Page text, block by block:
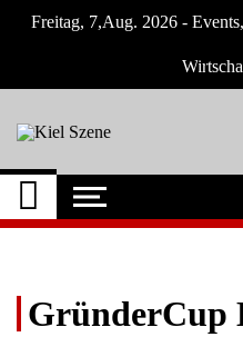
Freitag, 7,Aug. 2026 -
Kiel
Neuigkeiten und
Umgebung
GründerCup